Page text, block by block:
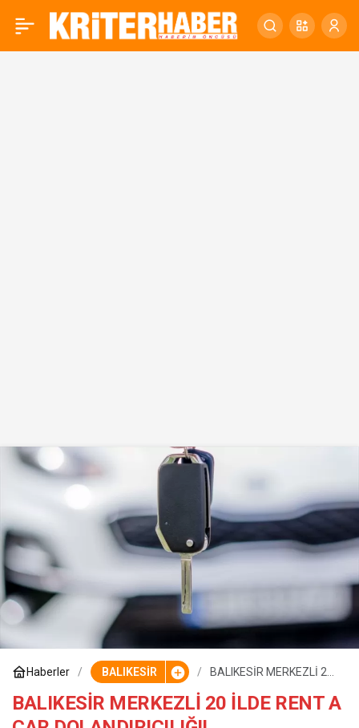
Haberler BALIKESİR
BALIKESİR MERKEZLİ 20
DOLANDIRICILIĞI!
BALIKESİR MERKEZLİ 20 İLDE RENT A
BALIKESİR MERKEZLİ 20 0